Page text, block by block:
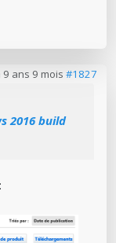
9 ans 9 mois #1827
2016 build